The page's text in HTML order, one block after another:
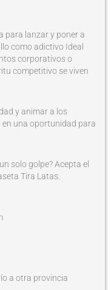
para lanzar y poner a
como adictivo Ideal
corporativos o
competitivo se viven
y animar a los
una oportunidad para
solo golpe? Acepta el
Tira Latas.
a otra provincia